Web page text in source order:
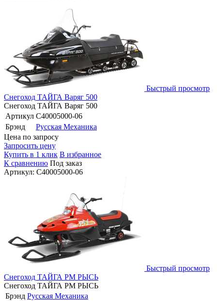
Быстрый просмотр
Снегоход ТАЙГА Варяг 500
Снегоход ТАЙГА Варяг 500
Артикул C40005000-06
Брэнд
Русская Механика
Цена по запросу
Запросить цену
Купить в 1 клик В избранное
К сравнению Под заказ
Артикул: C40005000-06
Быстрый просмотр
Снегоход ТАЙГА РМ РЫСЬ
Снегоход ТАЙГА РМ РЫСЬ
Брэнд Русская Механика